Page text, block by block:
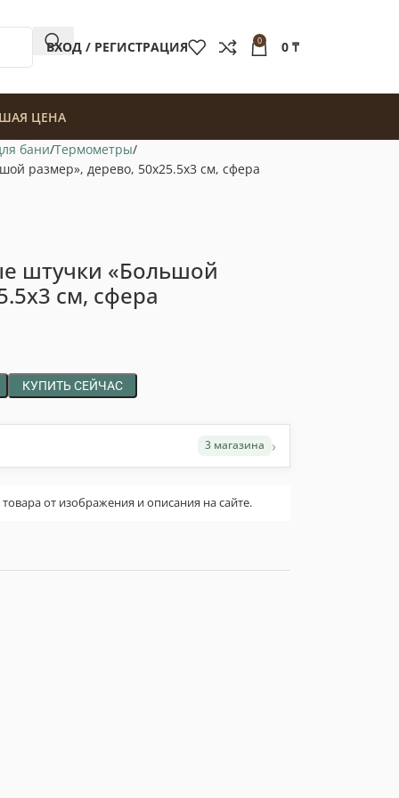
ВХОД / РЕГИСТРАЦИЯ 0 0 ₸
ЦЕНА
бани Термометры
размер», дерево, 50х25.5х3 см, сфера
штучки «Большой
см, сфера
КУПИТЬ СЕЙЧАС
3 магазина ›
от изображения и описания на сайте.